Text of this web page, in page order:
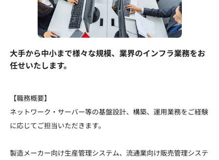
大手から中小まで様々な規模、業界のインフラ業務をお
任せいたします。
【職務概要】
ネットワーク・サーバー等の基盤設計、構築、運用業務をご経験
に応じてご担当いただきます。
製造メーカー向け生産管理システム、流通業向け販売管理システ